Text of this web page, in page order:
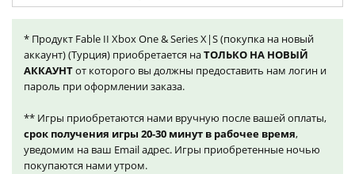
* Продукт Fable II Xbox One & Series X|S (покупка на новый
аккаунт) (Турция) приобретается наТОЛЬКО НА НОВЫЙ
АККАУНТот которого вы должны предоставить нам логин и
пароль при оформлении заказа.
** Игры приобретаются нами вручную после вашей оплаты,
срок получения игры 20-30 минут в рабочее время,
уведомим на ваш Email адрес. Игры приобретенные ночью
покупаются нами утром.